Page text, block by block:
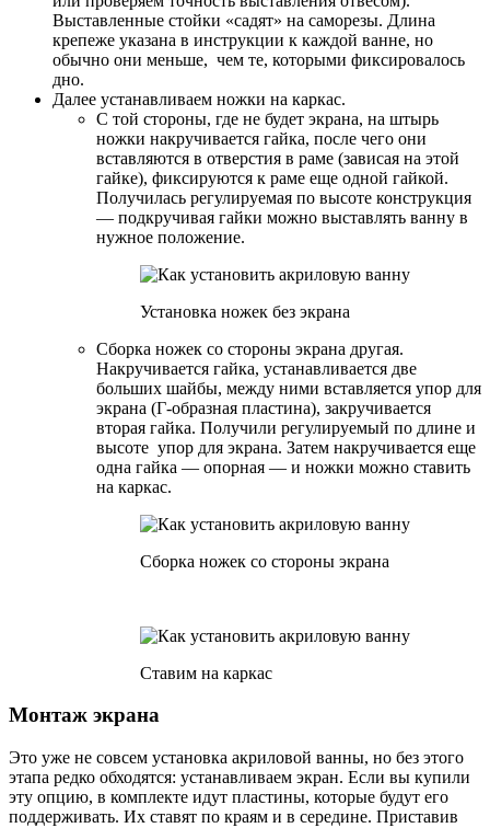
Выставленные стойки «садят» на саморезы. Длина
крепеже указана в инструкции к каждой ванне, но
обычно они меньше, чем те, которыми фиксировалось
дно.
Далее устанавливаем ножки на каркас.
С той стороны, где не будет экрана, на штырь
ножки накручивается гайка, после чего они
вставляются в отверстия в раме (зависая на этой
гайке), фиксируются к раме еще одной гайкой.
Получилась регулируемая по высоте конструкция
— подкручивая гайки можно выставлять ванну в
нужное положение.
Установка ножек без экрана
Сборка ножек со стороны экрана другая.
Накручивается гайка, устанавливается две
больших шайбы, между ними вставляется упор для
экрана (Г-образная пластина), закручивается
вторая гайка. Получили регулируемый по длине и
высоте упор для экрана. Затем накручивается еще
одна гайка — опорная — и ножки можно ставить
на каркас.
Сборка ножек со стороны экрана
Ставим на каркас
Монтаж экрана
Это уже не совсем установка акриловой ванны, но без этого
этапа редко обходятся: устанавливаем экран. Если вы купили
эту опцию, в комплекте идут пластины, которые будут его
поддерживать. Их ставят по краям и в середине. Приставив